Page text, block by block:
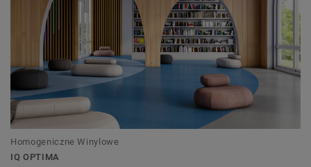
Homogeniczne Winylowe
IQ OPTIMA